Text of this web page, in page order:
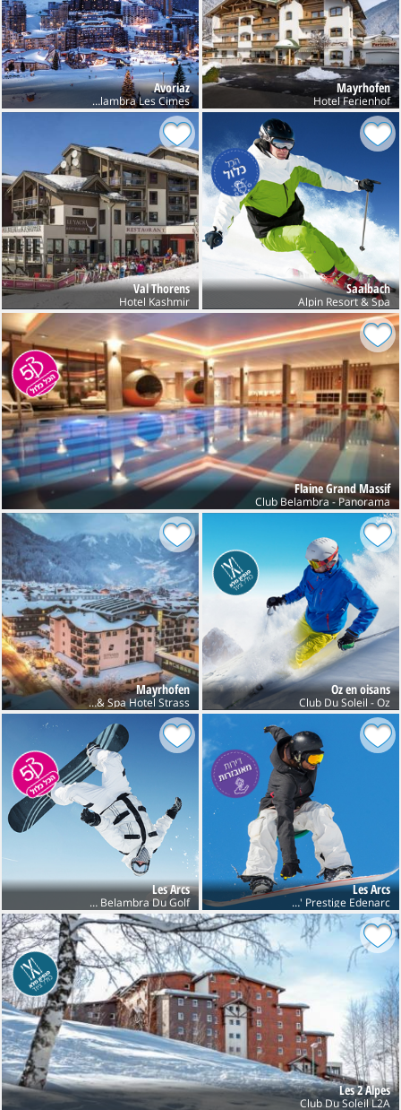
Mayrhofen
Hotel Ferienhof
Avoriaz
Club Belambra Les Cimes
Saalbach
Alpin Resort & Spa
Val Thorens
Hotel Kashmir
Flaine Grand Massif
Club Belambra - Panorama
Oz en oisans
Club Du Soleil - Oz
Mayrhofen
Sport & Spa Hotel Strass
Les Arcs
Res' Prestige Edenarc
Les Arcs
Club Belambra Du Golf
Les 2 Alpes
Club Du Soleil L2A